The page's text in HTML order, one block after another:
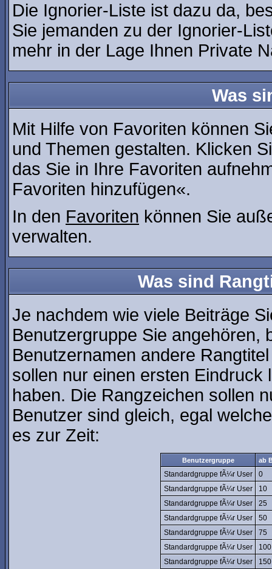
Die Ignorier-Liste ist dazu da,
Sie jemanden zu der Ignorier-
mehr in der Lage Ihnen Private
Was
Mit Hilfe von Favoriten können
und Themen gestalten. Klicken
das Sie in Ihre Favoriten
Favoriten hinzufügen«.
In den Favoriten können Sie
verwalten.
Was sind
Je nachdem wie viele Beiträge
Benutzergruppe Sie angehören,
Benutzernamen andere
sollen nur einen ersten
haben. Die Rangzeichen sollen
Benutzer sind gleich, egal
es zur Zeit:
Benutzergruppe ab
Standardgruppe fÃ¼r User
0
Standardgruppe fÃ¼r User
10
Standardgruppe fÃ¼r User
25
Standardgruppe fÃ¼r User
50
Standardgruppe fÃ¼r User
75
Standardgruppe fÃ¼r User
100
Standardgruppe fÃ¼r User
150